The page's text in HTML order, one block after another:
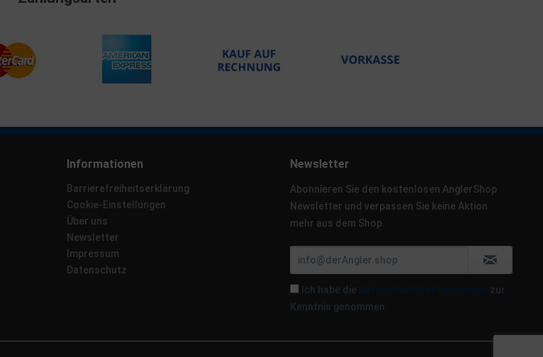
Informationen
Barrierefreiheitserklärung
Cookie-Einstellungen
Über uns
Newsletter
Impressum
Datenschutz
Newsletter
Abonnieren Sie den kostenlosen AnglerShop
Newsletter und verpassen Sie keine Aktion
mehr aus dem Shop.
Ich habe die Datenschutzbestimmungen zur
Kenntnis genommen.